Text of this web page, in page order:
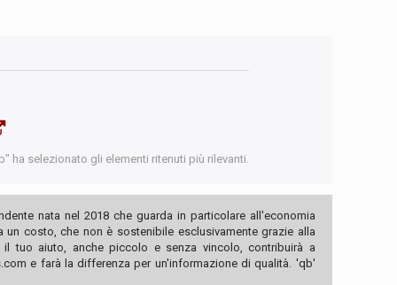
ha selezionato gli elementi ritenuti più rilevanti.
nata nel 2018 che guarda in particolare all'economia
un costo, che non è sostenibile esclusivamente grazie alla
tuo aiuto, anche piccolo e senza vincolo, contribuirà a
e farà la differenza per un'informazione di qualità. 'qb'